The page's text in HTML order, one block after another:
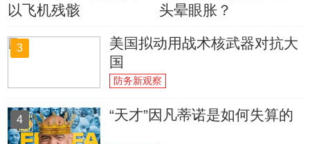
以飞机残骸
头晕眼胀？
3
美国拟动用战术核武器对抗大
国
防务新观察
4 “天才”因凡蒂诺是如何失算的